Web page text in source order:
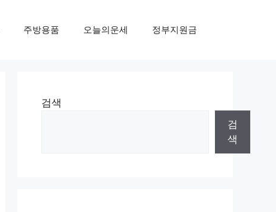
주방용품 오늘의운세 정부지원금
검색
검
색